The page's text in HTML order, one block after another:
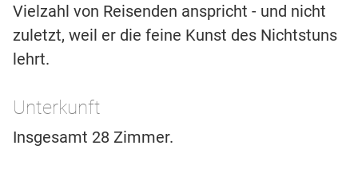
Vielzahl von Reisenden anspricht - und nicht
zuletzt, weil er die feine Kunst des Nichtstuns
lehrt.
Unterkunft
Insgesamt 28 Zimmer.